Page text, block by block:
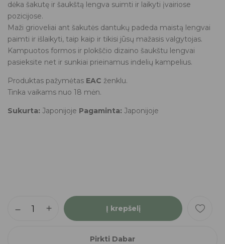
dėka šakutę ir šaukštą lengva suimti ir laikyti įvairiose
pozicijose.
Maži grioveliai ant šakutės dantukų padeda maistą lengvai
paimti ir išlaikyti, taip kaip ir tikisi jūsų mažasis valgytojas.
Kampuotos formos ir plokščio dizaino šaukštu lengvai
pasieksite net ir sunkiai prieinamus indelių kampelius.
Produktas pažymėtas EAC ženklu.
Tinka vaikams nuo 18 mėn.
Sukurta: Japonijoje Pagaminta: Japonijoje
Į krepšelį
Pirkti Dabar